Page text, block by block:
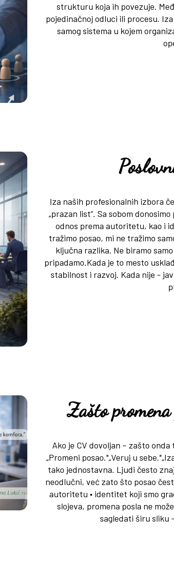
strukturu koja ih povezuje.
pojedinačnoj odluci ili procesu.
samog sistema u kojem
Iza naših profesionalnih izbora
„prazan list“. Sa sobom
odnos prema autoritetu, kao i
tražimo posao, mi ne tražimo
ključna razlika. Ne biramo
pripadamo.Kada je to mesto
stabilnost i razvoj. Kada nije -
Zašto
Ako je CV dovoljan – zašto
„Promeni posao."„Veruj u
tako jednostavna. Ljudi često
neodlučni, već zato što posao
autoritetu • identitet koji smo
slojeva, promena posla ne
sagledati širu sliku